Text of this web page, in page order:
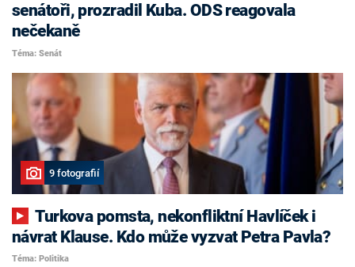
senátoři, prozradil Kuba. ODS reagovala
nečekaně
Téma: Senát
9 fotografií
Turkova pomsta, nekonfliktní Havlíček i
návrat Klause. Kdo může vyzvat Petra Pavla?
Téma: Politika